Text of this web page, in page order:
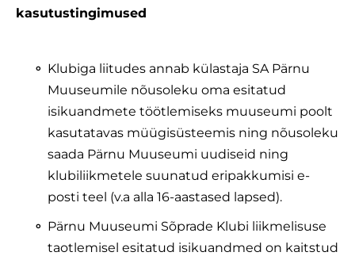
kasutustingimused
Klubiga liitudes annab külastaja SA Pärnu
Muuseumile nõusoleku oma esitatud
isikuandmete töötlemiseks muuseumi poolt
kasutatavas müügisüsteemis ning nõusoleku
saada Pärnu Muuseumi uudiseid ning
klubiliikmetele suunatud eripakkumisi e-
posti teel (v.a alla 16-aastased lapsed).
Pärnu Muuseumi Sõprade Klubi liikmelisuse
taotlemisel esitatud isikuandmed on kaitstud